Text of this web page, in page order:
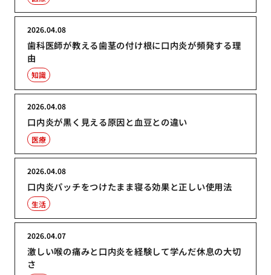
歯科医師が教える歯茎の付け根に口内炎が頻発する理
由
2026.04.08
知識
口内炎が黒く見える原因と血豆との違い
2026.04.08
医療
口内炎パッチをつけたまま寝る効果と正しい使用法
2026.04.08
生活
激しい喉の痛みと口内炎を経験して学んだ休息の大切
さ
2026.04.07